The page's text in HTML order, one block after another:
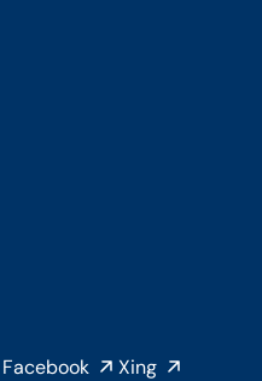
Facebook Xing